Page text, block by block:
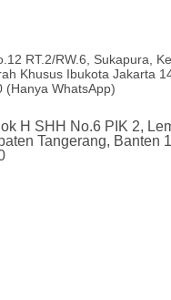
RT.2/RW.6, Sukapura,
Khusus Ibukota Jakarta
(Hanya WhatsApp)
H SHH No.6 PIK 2,
Tangerang, Banten